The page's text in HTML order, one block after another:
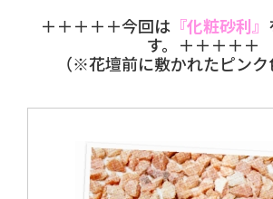
ローン
＋＋＋＋＋今回は 『化粧砂利』
す。＋＋＋＋＋
（※花壇前に敷かれたピンク